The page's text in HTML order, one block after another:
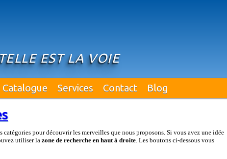
EST LA VOIE
Catalogue Services Contact Blog
catégories pour découvrir les merveilles que nous proposons. Si vous avez une idée
utiliser la zone de recherche en haut à droite. Les boutons ci-dessous vous